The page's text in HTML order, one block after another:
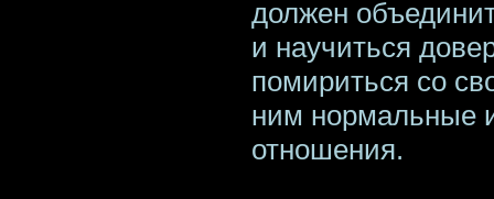
должен
и научиться
помириться со
ним нормальные
отношения.